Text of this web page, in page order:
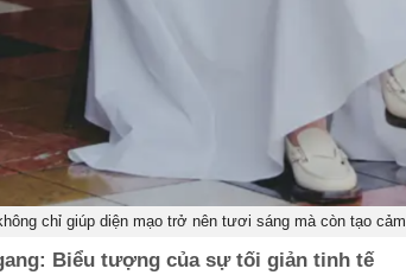
chỉ giúp diện mạo trở nên tươi sáng mà còn tạo
Biểu tượng của sự tối giản tinh tế